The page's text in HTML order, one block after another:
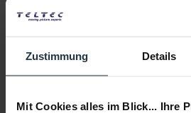
Zustimmung Details
Mit Cookies alles im Blick... Ihre
Accessories
Consultation